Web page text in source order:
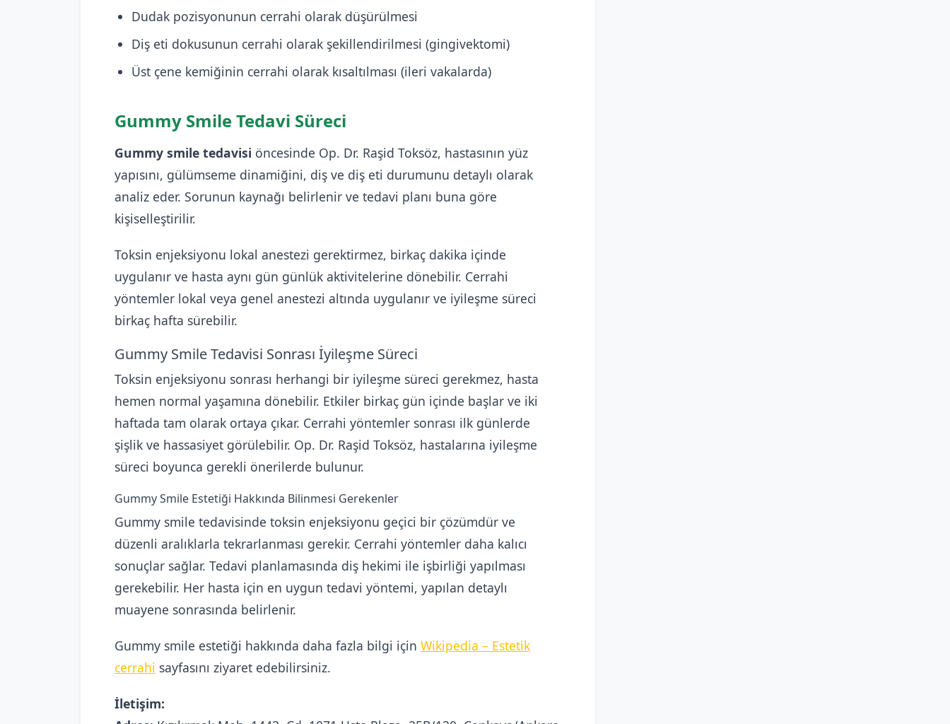
Dudak pozisyonunun cerrahi olarak düşürülmesi
Diş eti dokusunun cerrahi olarak şekillendirilmesi (gingivektomi)
Üst çene kemiğinin cerrahi olarak kısaltılması (ileri vakalarda)
Gummy Smile Tedavi Süreci
Gummy smile tedavisi öncesinde Op. Dr. Raşid Toksöz, hastasının yüz
yapısını, gülümseme dinamiğini, diş ve diş eti durumunu detaylı olarak
analiz eder. Sorunun kaynağı belirlenir ve tedavi planı buna göre
kişiselleştirilir.
Toksin enjeksiyonu lokal anestezi gerektirmez, birkaç dakika içinde
uygulanır ve hasta aynı gün günlük aktivitelerine dönebilir. Cerrahi
yöntemler lokal veya genel anestezi altında uygulanır ve iyileşme süreci
birkaç hafta sürebilir.
Gummy Smile Tedavisi Sonrası İyileşme Süreci
Toksin enjeksiyonu sonrası herhangi bir iyileşme süreci gerekmez, hasta
hemen normal yaşamına dönebilir. Etkiler birkaç gün içinde başlar ve iki
haftada tam olarak ortaya çıkar. Cerrahi yöntemler sonrası ilk günlerde
şişlik ve hassasiyet görülebilir. Op. Dr. Raşid Toksöz, hastalarına iyileşme
süreci boyunca gerekli önerilerde bulunur.
Gummy Smile Estetiği Hakkında Bilinmesi Gerekenler
Gummy smile tedavisinde toksin enjeksiyonu geçici bir çözümdür ve
düzenli aralıklarla tekrarlanması gerekir. Cerrahi yöntemler daha kalıcı
sonuçlar sağlar. Tedavi planlamasında diş hekimi ile işbirliği yapılması
gerekebilir. Her hasta için en uygun tedavi yöntemi, yapılan detaylı
muayene sonrasında belirlenir.
Gummy smile estetiği hakkında daha fazla bilgi için Wikipedia – Estetik
cerrahi sayfasını ziyaret edebilirsiniz.
İletişim: